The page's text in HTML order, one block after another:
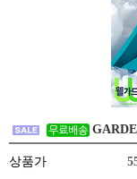
상품가